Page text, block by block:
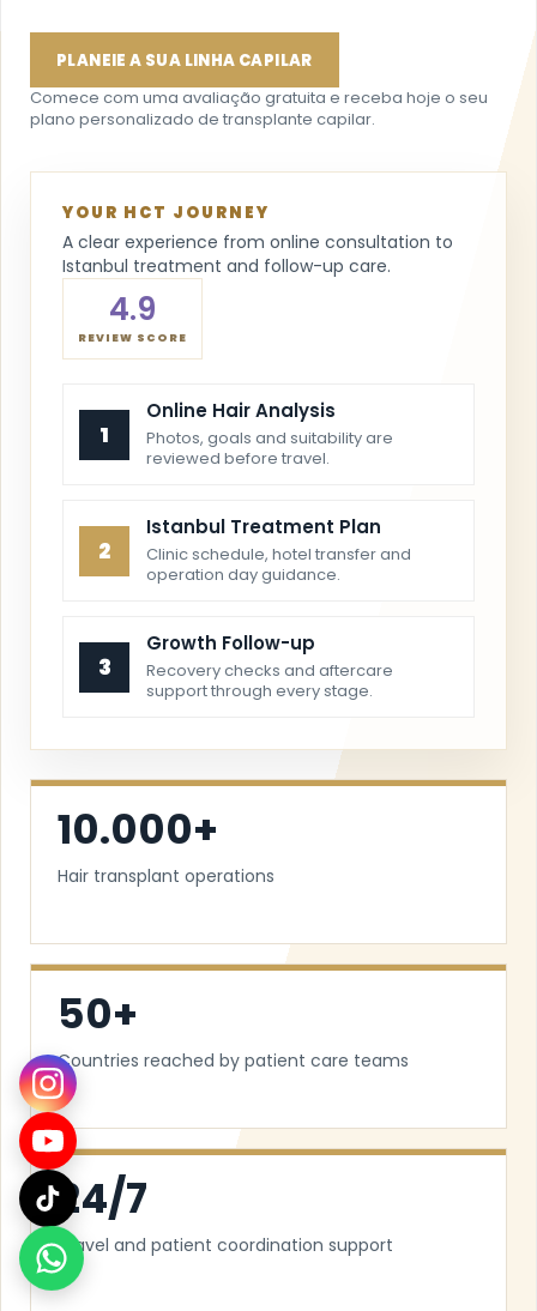
PLANEIE A SUA LINHA CAPILAR
Comece com uma avaliação gratuita e receba hoje o seu
plano personalizado de transplante capilar.
YOUR HCT JOURNEY
A clear experience from online consultation to
Istanbul treatment and follow-up care.
4.9
REVIEW SCORE
1
Online Hair Analysis
Photos, goals and suitability are
reviewed before travel.
2
Istanbul Treatment Plan
Clinic schedule, hotel transfer and
operation day guidance.
3
Growth Follow-up
Recovery checks and aftercare
support through every stage.
10.000+
Hair transplant operations
50+
Countries reached by patient care teams
24/7
Travel and patient coordination support